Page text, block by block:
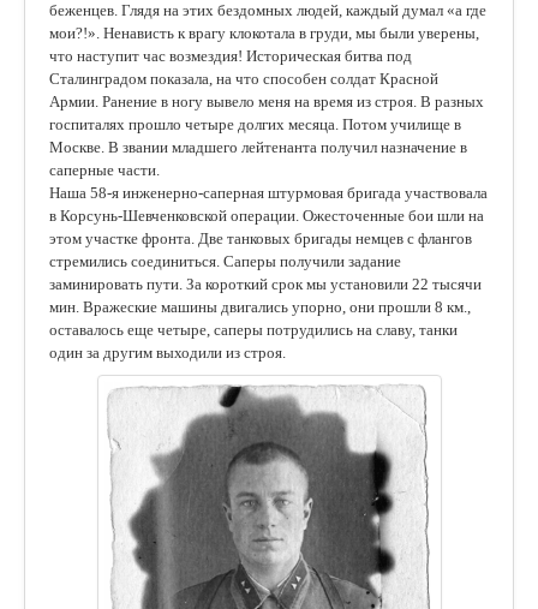
беженцев. Глядя на этих бездомных людей, каждый думал «а где
мои?!». Ненависть к врагу клокотала в груди, мы были уверены,
что наступит час возмездия! Историческая битва под
Сталинградом показала, на что способен солдат Красной
Армии. Ранение в ногу вывело меня на время из строя. В разных
госпиталях прошло четыре долгих месяца. Потом училище в
Москве. В звании младшего лейтенанта получил назначение в
саперные части.
Наша 58-я инженерно-саперная штурмовая бригада участвовала
в Корсунь-Шевченковской операции. Ожесточенные бои шли на
этом участке фронта. Две танковых бригады немцев с флангов
стремились соединиться. Саперы получили задание
заминировать пути. За короткий срок мы установили 22 тысячи
мин. Вражеские машины двигались упорно, они прошли 8 км.,
оставалось еще четыре, саперы потрудились на славу, танки
один за другим выходили из строя.